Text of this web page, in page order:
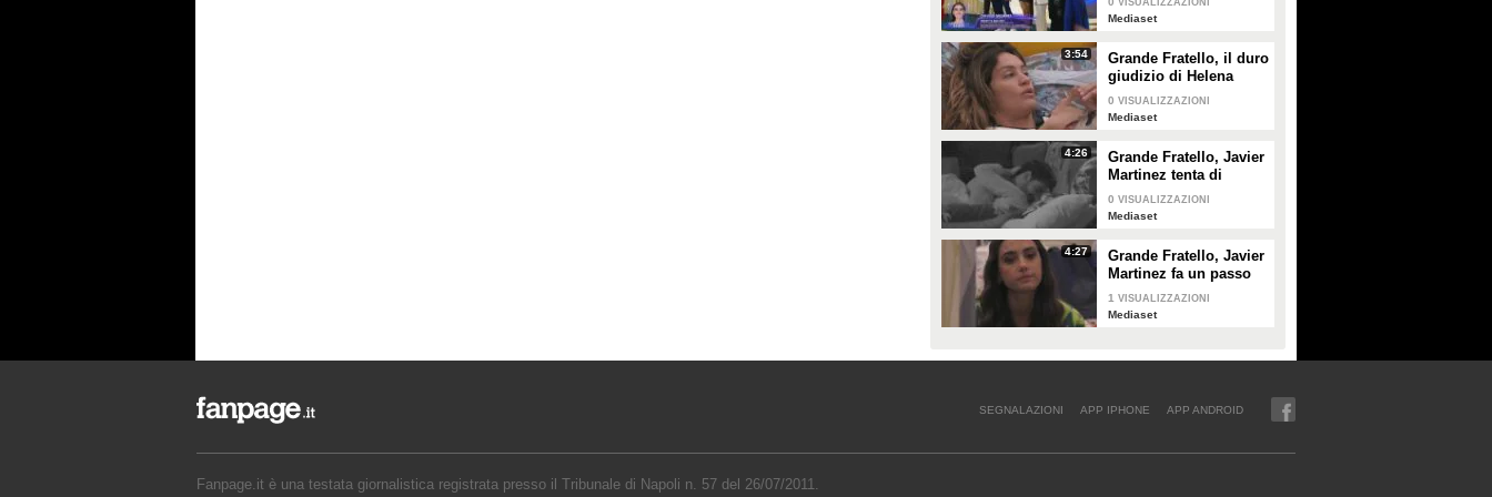
VISUALIZZAZIONI
Mediaset
3:54
Grande Fratello, il duro
giudizio di Helena
Prestes su Zeudi Di
Palma e Javier
0 VISUALIZZAZIONI
Mediaset
4:26
Grande Fratello, Javier
Martinez tenta di
confortare Zeudi Di
Palma
0 VISUALIZZAZIONI
Mediaset
4:27
Grande Fratello, Javier
Martinez fa un passo
indietro con Zeudi Di
Palma
1 VISUALIZZAZIONI
Mediaset
SEGNALAZIONI APP IPHONE APP ANDROID
Fanpage.it è una testata giornalistica registrata presso il Tribunale di Napoli n. 57 del 26/07/2011.